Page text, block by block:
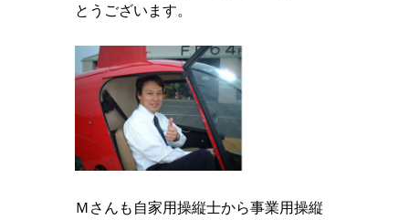
とうございます。
Ｍさんも自家用操縦士から事業用操縦